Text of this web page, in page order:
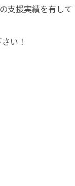
支援実績を有して
い！